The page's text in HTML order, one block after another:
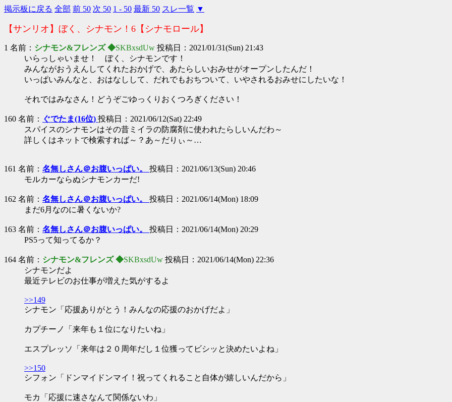
掲示板に戻る 全部 前 50 次 50 1 - 50 最新 50 スレ一覧 ▼
【サンリオ】ぼく、シナモン！6【シナモロール】
1 名前： シナモン&フレンズ ◆SKBxsdUw 投稿日：2021/01/31(Sun) 21:43
いらっしゃいませ！ ぼく、シナモンです！
みんながおうえんしてくれたおかげで、あたらしいおみせがオープンしたんだ！
いっぱいみんなと、おはなしして、だれでもおちついて、いやされるおみせにしたいな！
それではみなさん！どうぞごゆっくりおくつろぎください！
160 名前： ぐでたま(16位) 投稿日：2021/06/12(Sat) 22:49
スパイスのシナモンはその昔ミイラの防腐剤に使われたらしいんだわ～
詳しくはネットで検索すれば～？あ～だりぃ～…
161 名前： 名無しさん＠お腹いっぱい。 投稿日：2021/06/13(Sun) 20:46
モルカーならぬシナモンカーだ!
162 名前： 名無しさん＠お腹いっぱい。 投稿日：2021/06/14(Mon) 18:09
まだ6月なのに暑くないか?
163 名前： 名無しさん＠お腹いっぱい。 投稿日：2021/06/14(Mon) 20:29
PS5って知ってるか？
164 名前： シナモン&フレンズ ◆SKBxsdUw 投稿日：2021/06/14(Mon) 22:36
シナモンだよ
最近テレビのお仕事が増えた気がするよ
>>149
シナモン「応援ありがとう！みんなの応援のおかげだよ」
カプチーノ「来年も１位になりたいね」
エスプレッソ「来年は２０周年だし１位獲ってビシッと決めたいよね」
>>150
シフォン「ドンマイドンマイ！祝ってくれること自体が嬉しいんだから」
モカ「応援に速さなんて関係ないわ」